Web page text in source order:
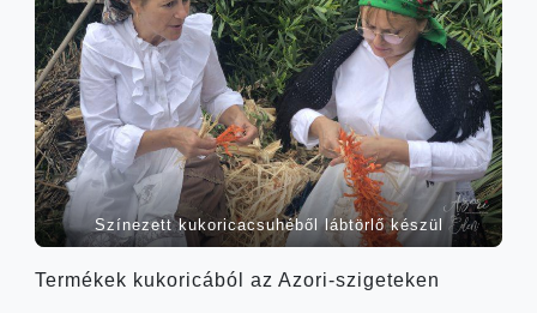
Szí­ne­zett kuko­ri­ca­csu­hé­ből láb­tör­lő készül
Ter­mé­kek kuko­ri­cá­ból az Azori-szigeteken